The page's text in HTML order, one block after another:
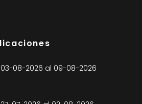
08-2026 al 09-08-2026